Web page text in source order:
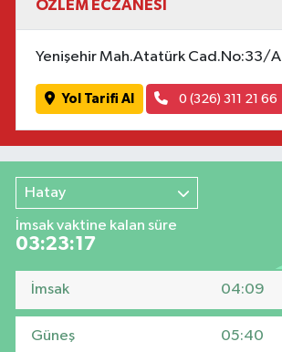
ÖZLEM ECZANESİ
Yenişehir Mah.Atatürk Cad.No:33/A
Yol Tarifi Al 0 (326) 311 21 66
Hatay
İmsak vaktine kalan süre
03:23:17
İmsak 04:09
Güneş 05:40